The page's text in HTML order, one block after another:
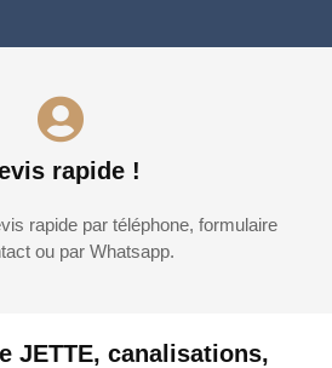
JETTE, canalisations,
rapide !
rapide par téléphone, formulaire
ou par Whatsapp.